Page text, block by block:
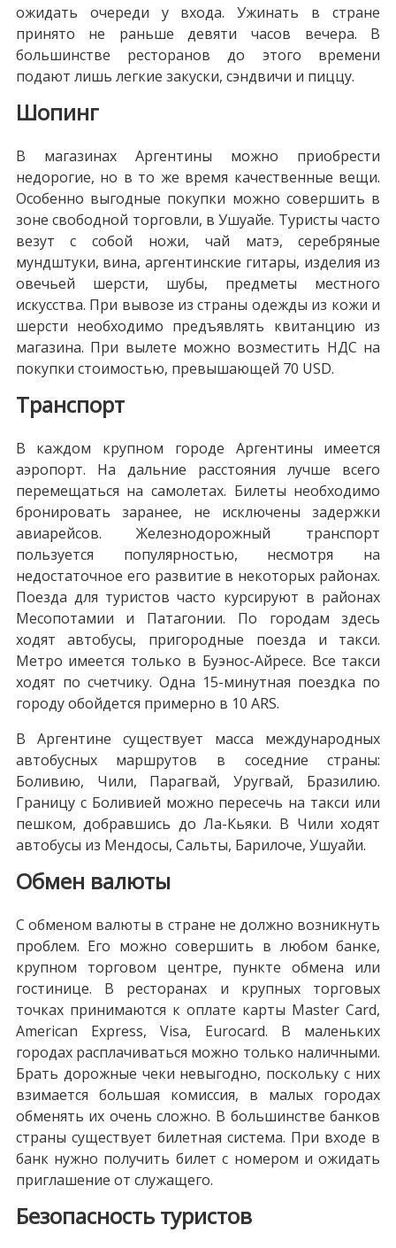
ожидать очереди у входа. Ужинать в стране
принято не раньше девяти часов вечера. В
большинстве ресторанов до этого времени
подают лишь легкие закуски, сэндвичи и пиццу.
Шопинг
В магазинах Аргентины можно приобрести
недорогие, но в то же время качественные вещи.
Особенно выгодные покупки можно совершить в
зоне свободной торговли, в Ушуайе. Туристы часто
везут с собой ножи, чай матэ, серебряные
мундштуки, вина, аргентинские гитары, изделия из
овечьей шерсти, шубы, предметы местного
искусства. При вывозе из страны одежды из кожи и
шерсти необходимо предъявлять квитанцию из
магазина. При вылете можно возместить НДС на
покупки стоимостью, превышающей 70 USD.
Транспорт
В каждом крупном городе Аргентины имеется
аэропорт. На дальние расстояния лучше всего
перемещаться на самолетах. Билеты необходимо
бронировать заранее, не исключены задержки
авиарейсов. Железнодорожный транспорт
пользуется популярностью, несмотря на
недостаточное его развитие в некоторых районах.
Поезда для туристов часто курсируют в районах
Месопотамии и Патагонии. По городам здесь
ходят автобусы, пригородные поезда и такси.
Метро имеется только в Буэнос-Айресе. Все такси
ходят по счетчику. Одна 15-минутная поездка по
городу обойдется примерно в 10 ARS.
В Аргентине существует масса международных
автобусных маршрутов в соседние страны:
Боливию, Чили, Парагвай, Уругвай, Бразилию.
Границу с Боливией можно пересечь на такси или
пешком, добравшись до Ла-Кьяки. В Чили ходят
автобусы из Мендосы, Сальты, Барилоче, Ушуайи.
Обмен валюты
С обменом валюты в стране не должно возникнуть
проблем. Его можно совершить в любом банке,
крупном торговом центре, пункте обмена или
гостинице. В ресторанах и крупных торговых
точках принимаются к оплате карты Master Card,
American Express, Visa, Eurocard. В маленьких
городах расплачиваться можно только наличными.
Брать дорожные чеки невыгодно, поскольку с них
взимается большая комиссия, в малых городах
обменять их очень сложно. В большинстве банков
страны существует билетная система. При входе в
банк нужно получить билет с номером и ожидать
приглашение от служащего.
Безопасность туристов